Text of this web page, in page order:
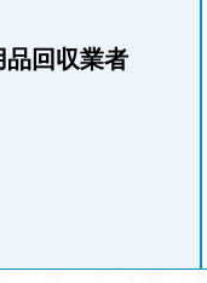
品回収業者